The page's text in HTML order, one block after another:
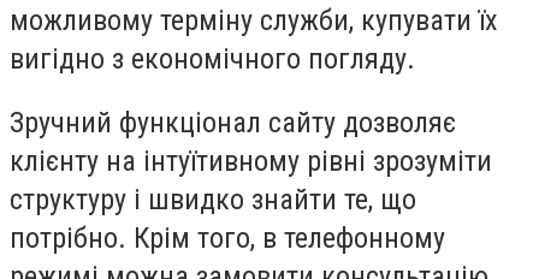
можливому терміну служби, купувати їх
вигідно з економічного погляду.
Зручний функціонал сайту дозволяє
клієнту на інтуїтивному рівні зрозуміти
структуру і швидко знайти те, що
потрібно. Крім того, в телефонному